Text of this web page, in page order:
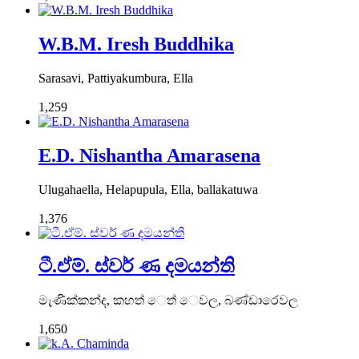
W.B.M. Iresh Buddhika
Sarasavi, Pattiyakumbura, Ella
1,259
E.D. Nishantha Amarasena
Ulugahaella, Helapupula, Ella, ballakatuwa
1,376
ටී.ඒම්. ස්වර් ණ දමයන්ති
මැණික්කන්ද, කහත් ෙත් ෙවල, බණ්ඩාරෙවල
1,650